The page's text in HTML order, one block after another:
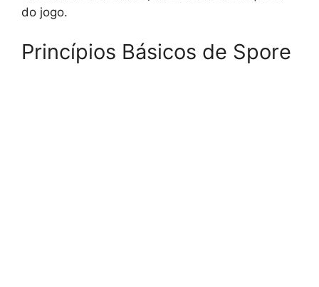
do jogo.
Princípios Básicos de Spore